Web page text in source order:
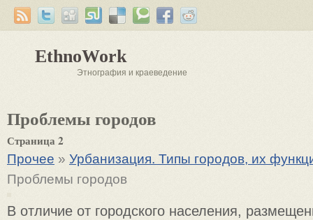
EthnoWork
Этнография и краеведение
Проблемы городов
Страница 2
Прочее » Урбанизация. Типы городов, их
Проблемы городов
В отличие от городского населения,